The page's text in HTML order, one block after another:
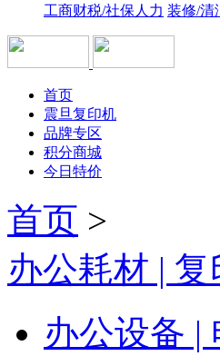
工商财税/社保人力 装修/清
首页
震旦复印机
品牌专区
积分商城
今日特价
首页 >
办公耗材 | 复
办公设备 |